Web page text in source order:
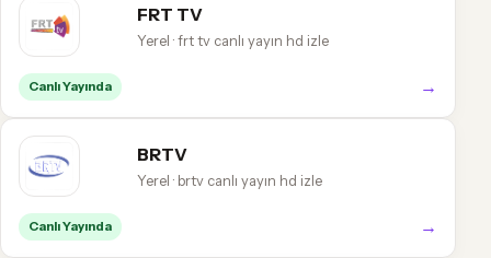
FRT TV
Yerel · frt tv canlı yayın hd izle
Canlı Yayında →
BRTV
Yerel · brtv canlı yayın hd izle
Canlı Yayında →